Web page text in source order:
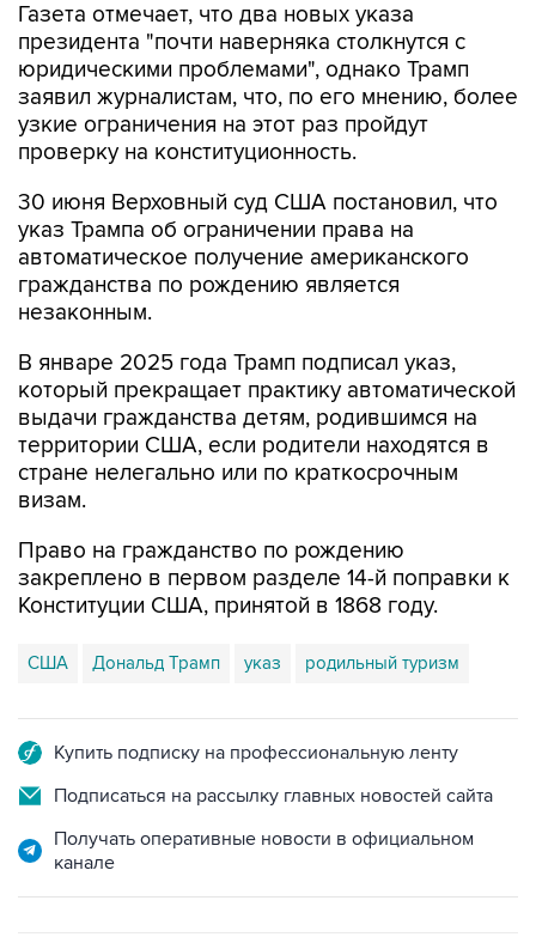
Газета отмечает, что два новых указа
президента "почти наверняка столкнутся с
юридическими проблемами", однако Трамп
заявил журналистам, что, по его мнению, более
узкие ограничения на этот раз пройдут
проверку на конституционность.
30 июня Верховный суд США постановил, что
указ Трампа об ограничении права на
автоматическое получение американского
гражданства по рождению является
незаконным.
В январе 2025 года Трамп подписал указ,
который прекращает практику автоматической
выдачи гражданства детям, родившимся на
территории США, если родители находятся в
стране нелегально или по краткосрочным
визам.
Право на гражданство по рождению
закреплено в первом разделе 14-й поправки к
Конституции США, принятой в 1868 году.
США Дональд Трамп указ родильный туризм
Купить подписку на профессиональную ленту
Подписаться на рассылку главных новостей сайта
Получать оперативные новости в официальном
канале